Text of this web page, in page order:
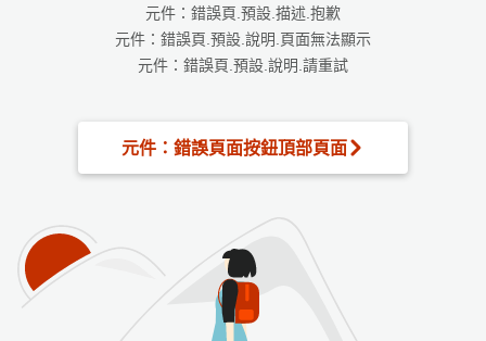
元件：錯誤頁.預設.描述.抱歉
元件：錯誤頁.預設.說明.頁面無法顯示
元件：錯誤頁.預設.說明.請重試
元件：錯誤頁面按鈕頂部頁面